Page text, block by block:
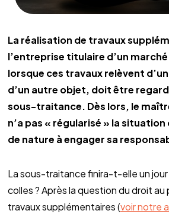
La réalisation de travaux
l’entreprise titulaire d’un
lorsque ces travaux relèvent
d’un autre objet, doit être
sous-traitance. Dès lors, le
n’a pas « régularisé » la
de nature à engager sa
La sous-traitance finira-t-elle un
colles ? Après la question du droit
travaux supplémentaires (voir notre